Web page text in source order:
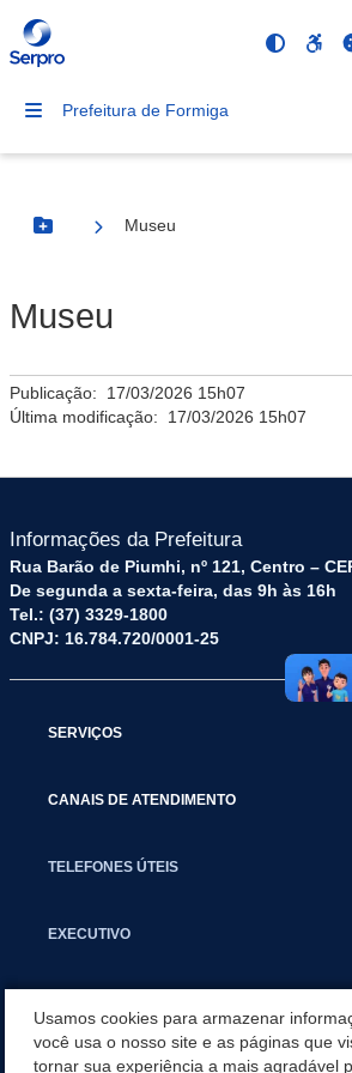
Prefeitura de Formiga
Botão Menu
Museu
Museu
Publicação: 17/03/2026 15h07
Última modificação: 17/03/2026 15h07
Informações da Prefeitura
Rua Barão de Piumhi, nº 121, Centro –
De segunda a sexta-feira, das 9h às 16h
Tel.: (37) 3329-1800
CNPJ: 16.784.720/0001-25
SERVIÇOS
CANAIS DE ATENDIMENTO
TELEFONES ÚTEIS
EXECUTIVO
APLICATIVO
Usamos cookies para armazenar
você usa o nosso site e as páginas que
tornar sua experiência a mais agradável